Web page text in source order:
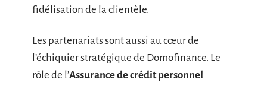
fidélisation de la clientèle.
Les partenariats sont aussi au cœur de
l’échiquier stratégique de Domofinance. Le
rôle de l’Assurance de crédit personnel